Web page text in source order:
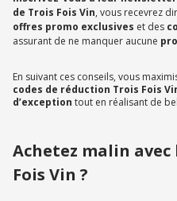
de Trois Fois Vin, vous recevrez
offres promo exclusives et des
assurant de ne manquer aucune
En suivant ces conseils, vous
codes de réduction Trois Fois
d’exception tout en réalisant de
Achetez malin avec
Fois Vin ?